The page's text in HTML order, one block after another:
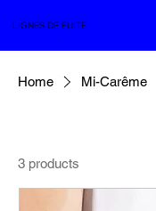
LIGNES DE FUITE
Home Mi-Carême
3 products